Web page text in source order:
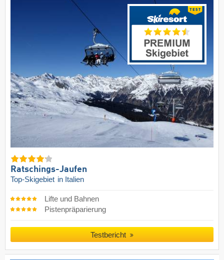
Ratschings-Jaufen
Top-Skigebiet in Italien
Lifte und Bahnen
Pistenpräparierung
Testbericht